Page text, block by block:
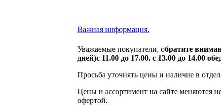
Важная информация.
Уважаемые покупатели, обратите
дней)с 11.00 до 17.00. с 13.00 до 14.00
Просьба уточнять цены и наличие в
Цены и ассортимент на сайте меняются
офертой.